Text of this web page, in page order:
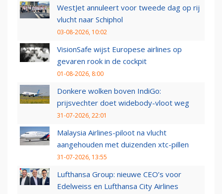
WestJet annuleert voor tweede dag op rij
vlucht naar Schiphol
03-08-2026, 10:02
VisionSafe wijst Europese airlines op
gevaren rook in de cockpit
01-08-2026, 8:00
Donkere wolken boven IndiGo:
prijsvechter doet widebody-vloot weg
31-07-2026, 22:01
Malaysia Airlines-piloot na vlucht
aangehouden met duizenden xtc-pillen
31-07-2026, 13:55
Lufthansa Group: nieuwe CEO’s voor
Edelweiss en Lufthansa City Airlines